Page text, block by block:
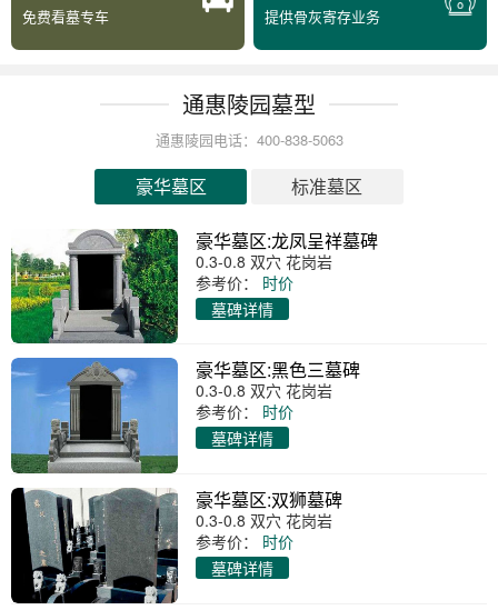
免费看墓专车 提供骨灰寄存业务
通惠陵园墓型
通惠陵园电话：400-838-5063
豪华墓区 标准墓区
豪华墓区:龙凤呈祥墓碑
0.3-0.8 双穴 花岗岩
参考价：
时价
墓碑详情
豪华墓区:黑色三墓碑
0.3-0.8 双穴 花岗岩
参考价：
时价
墓碑详情
豪华墓区:双狮墓碑
0.3-0.8 双穴 花岗岩
参考价：
时价
墓碑详情